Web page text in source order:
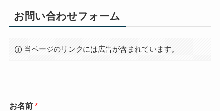
お問い合わせフォーム
当ページのリンクには広告が含まれています。
お名前 *